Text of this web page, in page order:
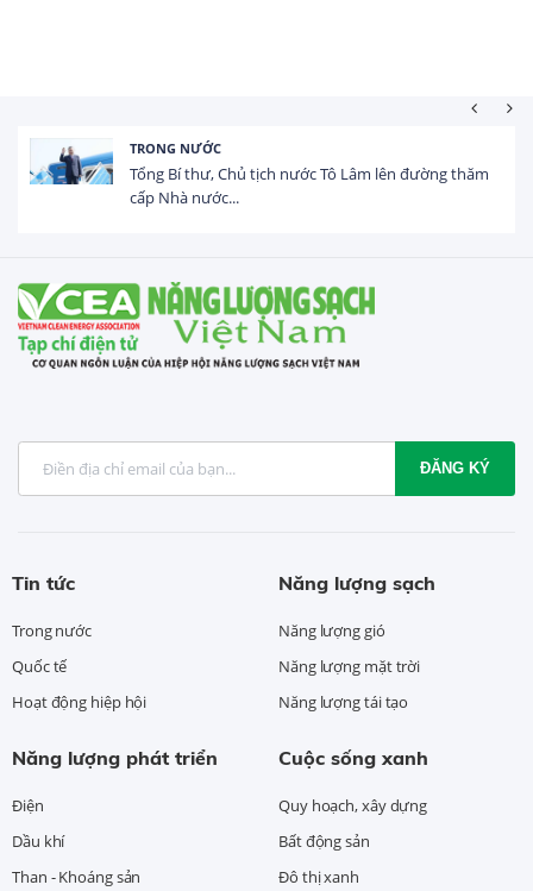
TRONG NƯỚC
Tổng Bí thư, Chủ tịch nước Tô Lâm lên đường thăm
cấp Nhà nước...
ĐĂNG KÝ
Tin tức
Trong nước
Quốc tế
Hoạt động hiệp hội
Năng lượng sạch
Năng lượng gió
Năng lượng mặt trời
Năng lượng tái tạo
Năng lượng phát triển
Điện
Dầu khí
Than - Khoáng sản
Cuộc sống xanh
Quy hoạch, xây dựng
Bất động sản
Đô thị xanh